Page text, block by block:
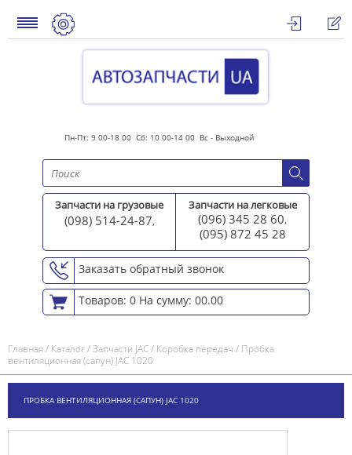
Пн-Пт: 9 00-18 00 Сб: 10 00-14 00 Вс - Выходной
Запчасти на грузовые
(098) 514-24-87,
Запчасти на легковые
(096) 345 28 60,
(095) 872 45 28
Заказать обратный звонок
Товаров: 0 На сумму: 00.00
Главная/ Каталог/Запчасти JAC/ Коробка передач / Пробка
вентиляционная (сапун) JAC 1020
ПРОБКА ВЕНТИЛЯЦИОННАЯ (САПУН) JAC 1020